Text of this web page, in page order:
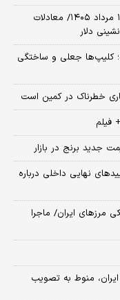
پیش‌بینی قیمت طلا، دلار و سکه امروز شنبه ۱۷ مرداد ۱۴۰۵/ معادلات
دلار
کلیپ‌ها جعلی و ساختگی
خطرناک در کمین است
فیلم
نهایی داخلی درباره
مرز‌های ایران/ ماجرا
منوط به تصویب